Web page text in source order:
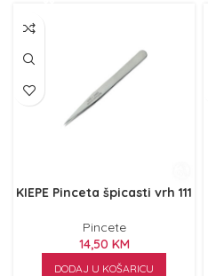
KIEPE Pinceta špicasti vrh 111
Pincete
14,50 KM
DODAJ U KOŠARICU